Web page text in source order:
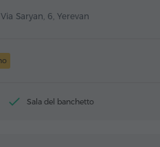
Via Saryan, 6, Yerevan
Sala del banchetto